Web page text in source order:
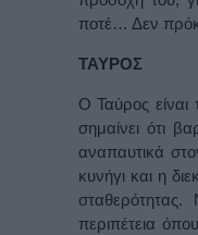
ποτέ… Δεν
ΤΑΥΡΟΣ
Ο Ταύρος
σημαίνει ότι
αναπαυτικά
κυνήγι και η
σταθερότητας.
περιπέτεια